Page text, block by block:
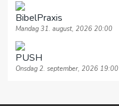
BibelPraxis
Mandag 31. august, 2026 20:00
PUSH
Onsdag 2. september, 2026 19:00